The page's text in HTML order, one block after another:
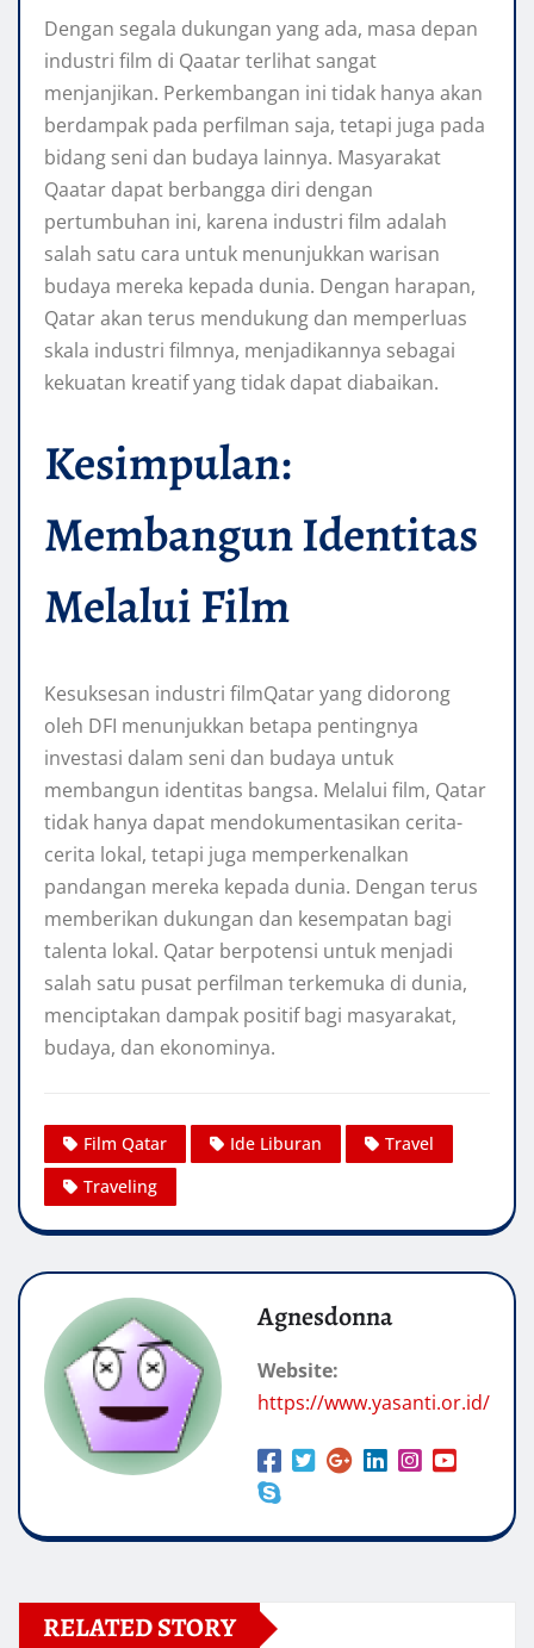
Dengan segala dukungan yang ada, masa depan
industri film di Qaatar terlihat sangat
menjanjikan. Perkembangan ini tidak hanya akan
berdampak pada perfilman saja, tetapi juga pada
bidang seni dan budaya lainnya. Masyarakat
Qaatar dapat berbangga diri dengan
pertumbuhan ini, karena industri film adalah
salah satu cara untuk menunjukkan warisan
budaya mereka kepada dunia. Dengan harapan,
Qatar akan terus mendukung dan memperluas
skala industri filmnya, menjadikannya sebagai
kekuatan kreatif yang tidak dapat diabaikan.
Kesimpulan:
Membangun Identitas
Melalui Film
Kesuksesan industri filmQatar yang didorong
oleh DFI menunjukkan betapa pentingnya
investasi dalam seni dan budaya untuk
membangun identitas bangsa. Melalui film, Qatar
tidak hanya dapat mendokumentasikan cerita-
cerita lokal, tetapi juga memperkenalkan
pandangan mereka kepada dunia. Dengan terus
memberikan dukungan dan kesempatan bagi
talenta lokal. Qatar berpotensi untuk menjadi
salah satu pusat perfilman terkemuka di dunia,
menciptakan dampak positif bagi masyarakat,
budaya, dan ekonominya.
Film Qatar Ide Liburan
Travel
Traveling
Agnesdonna
Website:
https://www.yasanti.or.id/
RELATED STORY